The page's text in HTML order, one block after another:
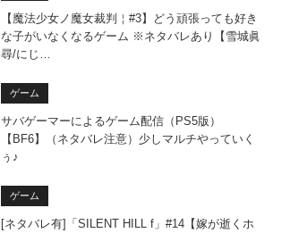
【魔法少女ノ魔女裁判￤#3】どう頑張っても好き
な子がいなくなるゲーム ※ネタバレあり【雪城眞
尋/にじ…
ゲーム
サバゲーマーによるゲーム配信（PS5版）
【BF6】（ネタバレ注意）少しマルチやっていく
ぅ♪
ゲーム
[ネタバレ有]「SILENT HILL f」#14【嫁が逝くホ